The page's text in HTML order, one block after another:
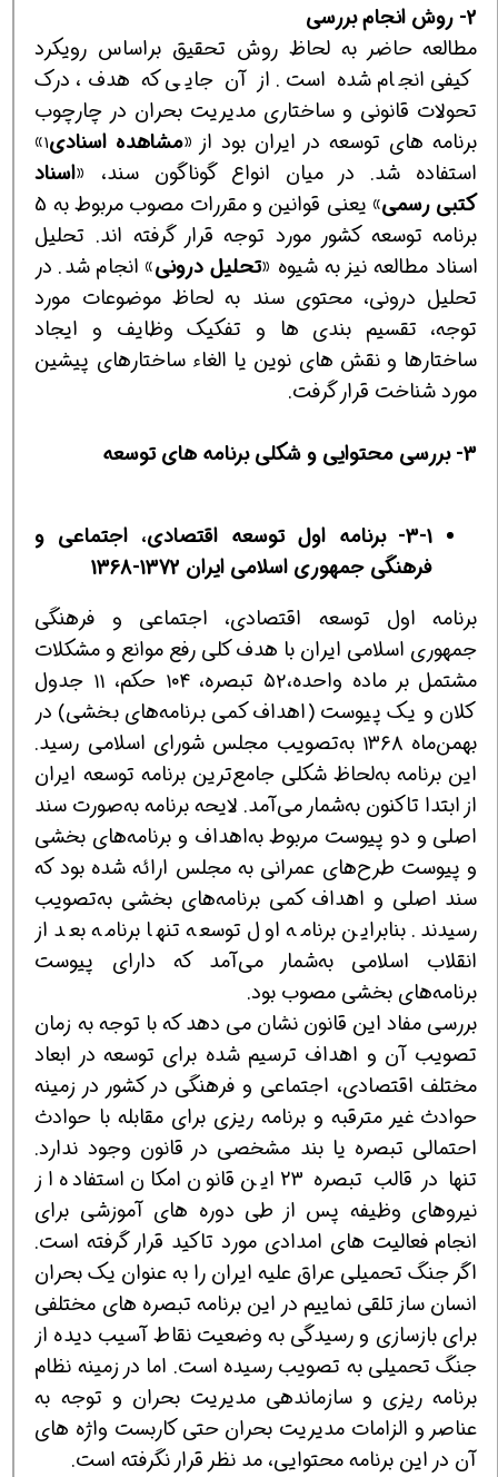
2- روش انجام بررسی
مطالعه حاضر به لحاظ روش تحقیق براساس رویکرد
کیفی انجام شده است. از آن جایی که هدف، درک
تحولات قانونی و ساختاری مدیریت بحران در چارچوب
برنامه های توسعه در ایران بود از «مشاهده اسنادی1
»
استفاده شد. در میان انواع گوناگون سند، «اسناد
کتبی رسمی
» یعنی قوانین و مقررات مصوب مربوط به 5
برنامه توسعه كشور مورد توجه قرار گرفته اند. تحلیل
اسناد مطالعه نیز به شیوه «تحلیل درونی» انجام شد. در
تحلیل درونی، محتوی سند به لحاظ موضوعات مورد
توجه، تقسیم بندی ها و تفکیک وظایف و ایجاد
ساختارها و نقش های نوین یا الغاء ساختارهای پیشین
مورد شناخت قرار گرفت.
3- بررسی محتوایی و شكلی برنامه های توسعه
3-1- برنامه اول توسعه اقتصادی، اجتماعی و
فرهنگی جمهوری اسلامی ایران 1372-1368
برنامه اول توسعه اقتصادی، اجتماعی و فرهنگی
جمهوری اسلامی ایران با هدف کلی رفع موانع و مشکلات
مشتمل بر ماده واحده،‌۵۲ تبصره، ۱۰۴ حکم، ۱۱ جدول
کلان و یک پیوست (اهداف کمی برنامه‌های بخشی) در
بهمن‌ماه ۱۳۶۸ به‌تصویب مجلس شورای اسلامی رسید.
این برنامه به‌لحاظ شکلی جامع‌ترین برنامه توسعه ایران
از ابتدا تاکنون به‌شمار می‌آمد. لایحه برنامه به‌صورت سند
اصلی و دو پیوست مربوط به‌اهداف و برنامه‌های بخشی
و پیوست طرح‌های عمرانی به‌ مجلس ارائه شده بود که
سند اصلی و اهداف کمی برنامه‌های بخشی به‌تصویب
رسیدند. بنابراین برنامه اول توسعه تنها برنامه بعد از
انقلاب اسلامی به‌شمار می‌آمد که دارای پیوست
برنامه‌های بخشی مصوب بود.
بررسی مفاد این قانون نشان می دهد كه با توجه به زمان
تصویب آن و اهداف ترسیم شده برای توسعه در ابعاد
مختلف اقتصادی، اجتماعی و فرهنگی در كشور در زمینه
حوادث غیر مترقبه و برنامه ریزی برای مقابله با حوادث
احتمالی تبصره یا بند مشخصی در قانون وجود ندارد.
تنها در قالب تبصره 23 این قانون امكان استفاده از
نیروهای وظیفه پس از طی دوره های آموزشی برای
انجام فعالیت های امدادی مورد تاكید قرار گرفته است.
اگر جنگ تحمیلی عراق علیه ایران را به عنوان یك بحران
انسان ساز تلقی نماییم در این برنامه تبصره های مختلفی
برای بازسازی و رسیدگی به وضعیت نقاط آسیب دیده از
جنگ تحمیلی به تصویب رسیده است. اما در زمینه نظام
برنامه ریزی و سازماندهی مدیریت بحران و توجه به
عناصر و الزامات مدیریت بحران حتی كاربست واژه های
آن در این برنامه محتوایی، مد نظر قرار نگرفته است.